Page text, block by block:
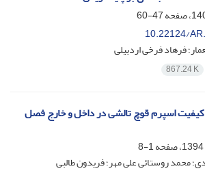
47-60
10.22124/
فرهاد فرخی اردبیلی
867.24 K
کیفیت اسپرم قوچ تالشی در داخل و خارج فصل
1-8
محمد روستائی علی مهر؛ فریدون طالبی